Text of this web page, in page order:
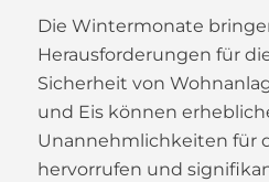
Die Wintermonate
Herausforderungen für
Sicherheit von
und Eis können
Unannehmlichkeiten für
hervorrufen und